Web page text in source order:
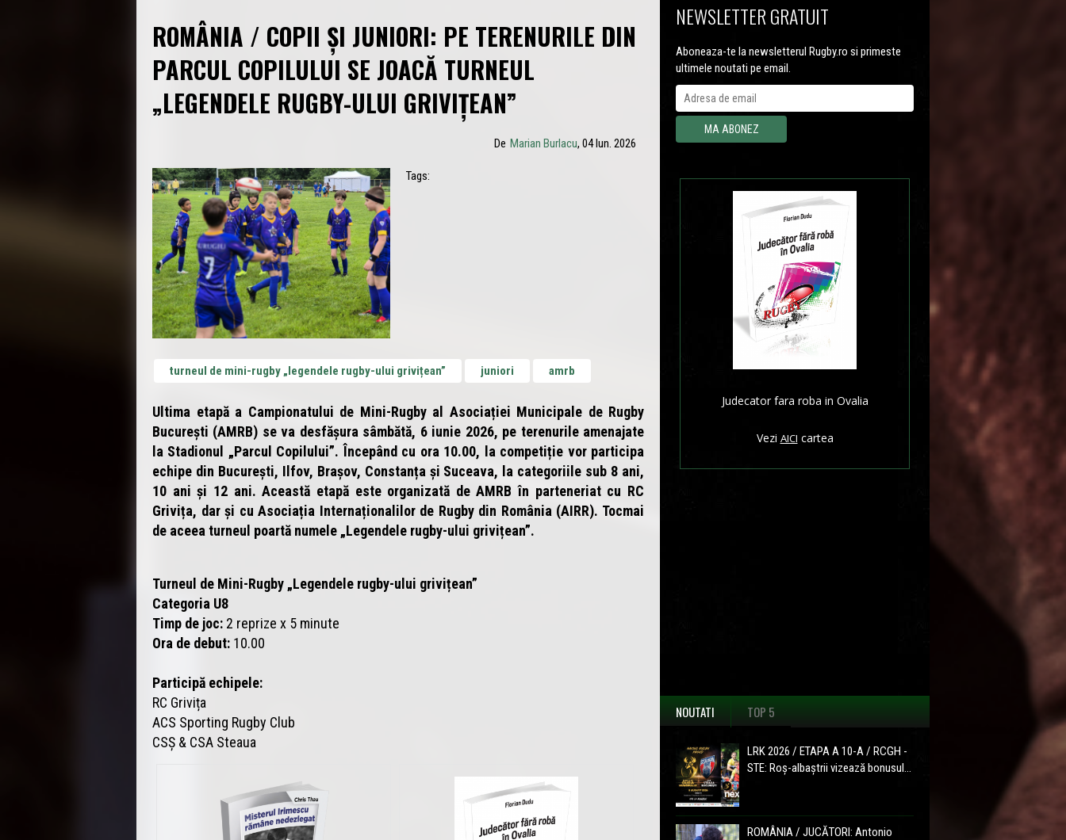
ROMÂNIA / COPII ȘI JUNIORI: PE TERENURILE DIN
PARCUL COPILULUI SE JOACĂ TURNEUL
„LEGENDELE RUGBY-ULUI GRIVIȚEAN”
De Marian Burlacu, 04 Iun. 2026
Tags:
turneul de mini-rugby „legendele rugby-ului grivițean” juniori amrb
Ultima etapă a Campionatului de Mini-Rugby al Asociației Municipale de Rugby
București (AMRB) se va desfășura sâmbătă, 6 iunie 2026, pe terenurile amenajate
la Stadionul „Parcul Copilului”. Începând cu ora 10.00, la competiție vor participa
echipe din București, Ilfov, Brașov, Constanța și Suceava, la categoriile sub 8 ani,
10 ani și 12 ani. Această etapă este organizată de AMRB în parteneriat cu RC
Grivița, dar și cu Asociația Internaționalilor de Rugby din România (AIRR). Tocmai
de aceea turneul poartă numele „Legendele rugby-ului grivițean”.
Turneul de Mini-Rugby „Legendele rugby-ului grivițean”
Categoria U8
Timp de joc: 2 reprize x 5 minute
Ora de debut: 10.00
Participă echipele:
RC Grivița
ACS Sporting Rugby Club
CSȘ & CSA Steaua
NEWSLETTER GRATUIT
Aboneaza-te la newsletterul Rugby.ro si primeste
ultimele noutati pe email.
Judecator fara roba in Ovalia
Vezi AICI cartea
NOUTATI TOP 5
LRK 2026 / ETAPA A 10-A / RCGH -
STE: Roș-albaștrii vizează bonusul...
ROMÂNIA / JUCĂTORI: Antonio